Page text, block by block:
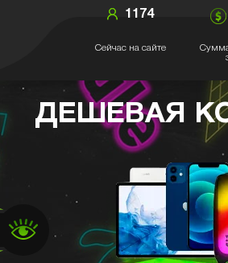
1174
Сейчас на сайте
ДЕШЕВАЯ